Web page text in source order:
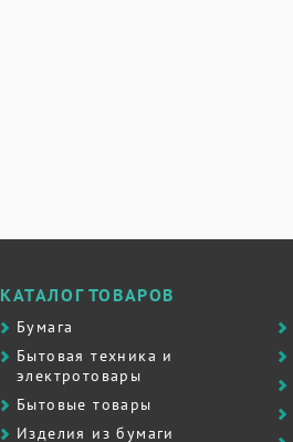
КАТАЛОГ ТОВАРОВ
Бумага
Бытовая техника и
электротовары
Бытовые товары
Изделия из бумаги